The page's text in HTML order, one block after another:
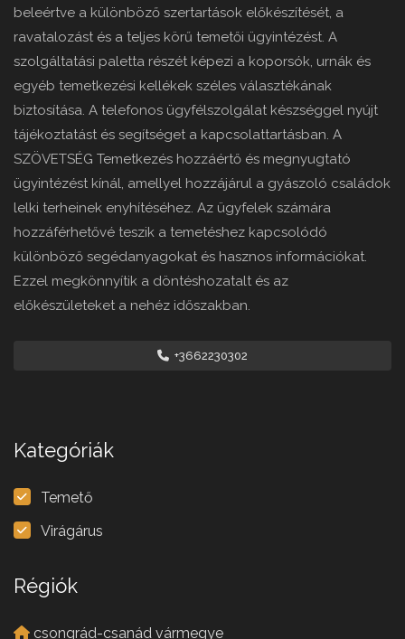
beleértve a különböző szertartások előkészítését, a
ravatalozást és a teljes körű temetői ügyintézést. A
szolgáltatási paletta részét képezi a koporsók, urnák és
egyéb temetkezési kellékek széles választékának
biztosítása. A telefonos ügyfélszolgálat készséggel nyújt
tájékoztatást és segítséget a kapcsolattartásban. A
SZÖVETSÉG Temetkezés hozzáértő és megnyugtató
ügyintézést kínál, amellyel hozzájárul a gyászoló családok
lelki terheinek enyhítéséhez. Az ügyfelek számára
hozzáférhetővé teszik a temetéshez kapcsolódó
különböző segédanyagokat és hasznos információkat.
Ezzel megkönnyítik a döntéshozatalt és az
előkészületeket a nehéz időszakban.
+3662230302
Kategóriák
Temető
Virágárus
Régiók
csongrád-csanád vármegye